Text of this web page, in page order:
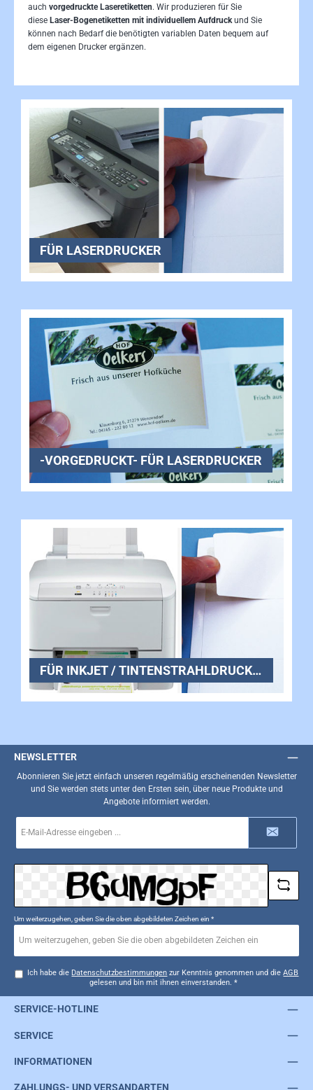
auch vorgedruckte Laseretiketten. Wir produzieren für Sie
diese Laser-Bogenetiketten mit individuellem Aufdruck und Sie
können nach Bedarf die benötigten variablen Daten bequem auf
dem eigenen Drucker ergänzen.
FÜR LASERDRUCKER
-VORGEDRUCKT- FÜR LASERDRUCKER
FÜR INKJET / TINTENSTRAHLDRUCKER
NEWSLETTER
Abonnieren Sie jetzt einfach unseren regelmäßig erscheinenden Newsletter
und Sie werden stets unter den Ersten sein, über neue Produkte und
Angebote informiert werden.
Mail-
*
Um weiterzugehen, geben Sie die oben abgebildeten Zeichen ein *
Ich habe die Datenschutzbestimmungen zur Kenntnis genommen und dieAGB
gelesen und bin mit ihnen einverstanden. *
SERVICE-HOTLINE
SERVICE
INFORMATIONEN